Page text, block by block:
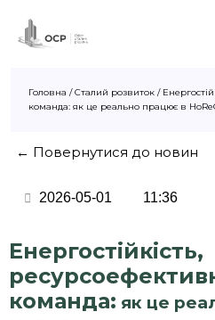
Головна /Сталий розвиток /
команда: як це реально працює в
← Повернутися до новин
2026-05-01 11:36
Енергостійкість,
команда: як це